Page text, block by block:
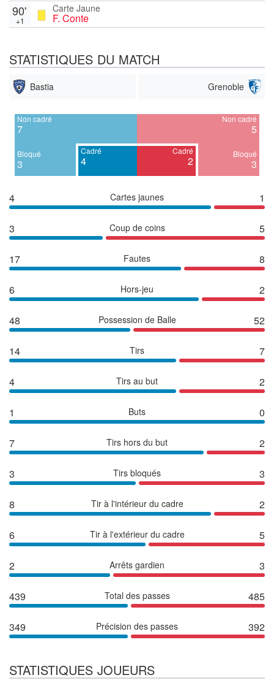
Carte Jaune
F. Conte
90'
+1
STATISTIQUES DU MATCH
Bastia Grenoble
Non cadré
7
Bloqué
3
Cadré
4
Cadré
2
Non cadré
5
Bloqué
3
4 Cartes jaunes 1
3 Coup de coins 5
17 Fautes 8
6 Hors-jeu 2
48 Possession de Balle 52
14 Tirs 7
4 Tirs au but 2
1 Buts 0
7 Tirs hors du but 2
3 Tirs bloqués 3
8 Tir à l'intérieur du cadre 2
6 Tir à l'extérieur du cadre 5
2 Arrêts gardien 3
439 Total des passes 485
349 Précision des passes 392
STATISTIQUES JOUEURS